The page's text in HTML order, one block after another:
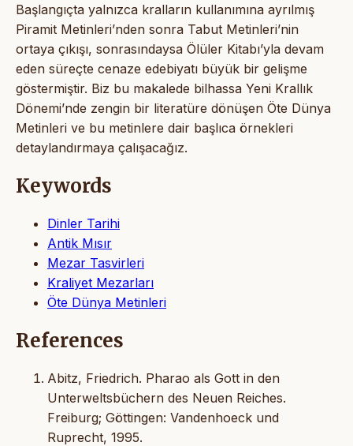
Başlangıçta yalnızca kralların kullanımına ayrılmış
Piramit Metinleri’nden sonra Tabut Metinleri’nin
ortaya çıkışı, sonrasındaysa Ölüler Kitabı’yla devam
eden süreçte cenaze edebiyatı büyük bir gelişme
göstermiştir. Biz bu makalede bilhassa Yeni Krallık
Dönemi’nde zengin bir literatüre dönüşen Öte Dünya
Metinleri ve bu metinlere dair başlıca örnekleri
detaylandırmaya çalışacağız.
Keywords
Dinler Tarihi
Antik Mısır
Mezar Tasvirleri
Kraliyet Mezarları
Öte Dünya Metinleri
References
Abitz, Friedrich. Pharao als Gott in den
Unterweltsbüchern des Neuen Reiches.
Freiburg; Göttingen: Vandenhoeck und
Ruprecht, 1995.